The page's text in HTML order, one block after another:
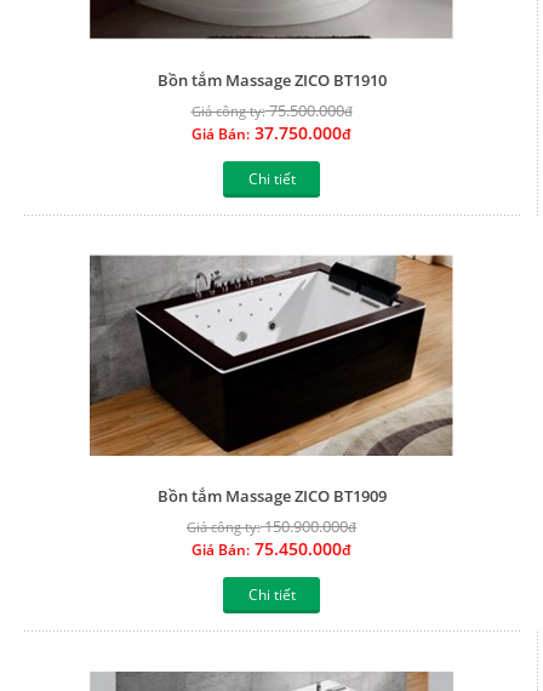
Bồn tắm Massage ZICO BT1910
Giá công ty:75.500.000đ
Giá Bán: 37.750.000đ
Chi tiết
Bồn tắm Massage ZICO BT1909
Giá công ty:150.900.000đ
Giá Bán: 75.450.000đ
Chi tiết